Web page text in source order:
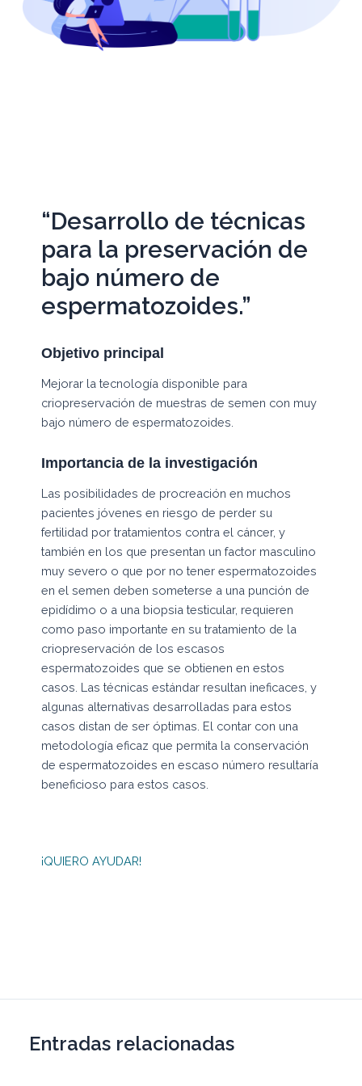
“Desarrollo de técnicas
para la preservación de
bajo número de
espermatozoides.”
Objetivo principal
Mejorar la tecnología disponible para
criopreservación de muestras de semen con muy
bajo número de espermatozoides.
Importancia de la investigación
Las posibilidades de procreación en muchos
pacientes jóvenes en riesgo de perder su
fertilidad por tratamientos contra el cáncer, y
también en los que presentan un factor masculino
muy severo o que por no tener espermatozoides
en el semen deben someterse a una punción de
epidídimo o a una biopsia testicular, requieren
como paso importante en su tratamiento de la
criopreservación de los escasos
espermatozoides que se obtienen en estos
casos. Las técnicas estándar resultan ineficaces, y
algunas alternativas desarrolladas para estos
casos distan de ser óptimas. El contar con una
metodología eficaz que permita la conservación
de espermatozoides en escaso número resultaría
beneficioso para estos casos.
¡QUIERO AYUDAR!
Entradas relacionadas